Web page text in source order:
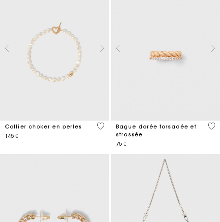
Collier choker en perles
145 €
3,9 out of 5 Customer Rating
Bague dorée torsadée et
strassée
75 €
5